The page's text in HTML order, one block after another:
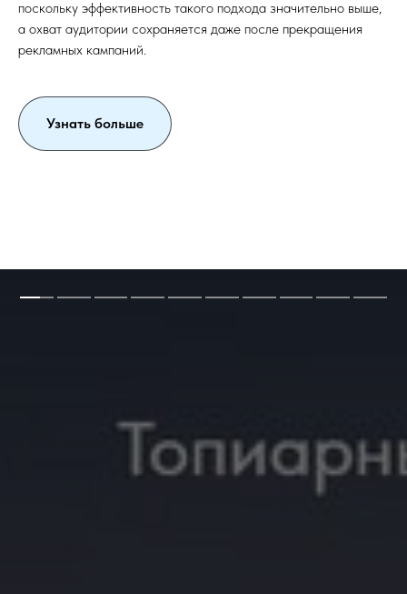
поскольку эффективность такого подхода значительно выше,
а охват аудитории сохраняется даже после прекращения
рекламных кампаний.
Узнать больше